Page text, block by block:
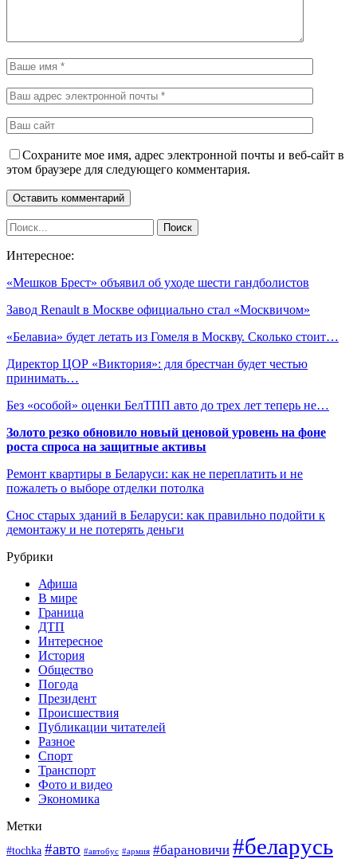
Сохраните мое имя, адрес электронной почты и веб-сайт в
этом браузере для следующего комментария.
Интересное:
«Мешков Брест» объявил об уходе шести гандболистов
Завод Renault в Москве официально стал «Москвичом»
«Белавиа» будет летать из Гомеля в Москву. Сколько стоит…
Директор ЦОР «Виктория»: для брестчан будет честью
принимать…
Без «особой» оценки БелТПП авто до трех лет теперь не…
Золото резко обновило новый ценовой уровень на фоне
роста спроса на защитные активы
Ремонт квартиры в Беларуси: как не переплатить и не
пожалеть о выборе отделки потолка
Снос старых зданий в Беларуси: как правильно подойти к
демонтажу и не потерять деньги
Рубрики
Афиша
В мире
Граница
ДТП
Интересное
История
Общество
Погода
Президент
Происшествия
Публикации читателей
Разное
Спорт
Транспорт
Фото и видео
Экономика
Метки
#tochka #авто #автобус #армия #барановичи #беларусь